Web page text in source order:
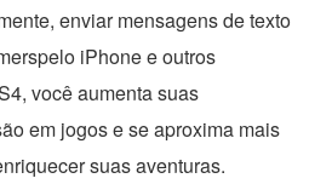
enviar mensagens de texto
iPhone e outros
você aumenta suas
em jogos e se aproxima mais
suas aventuras.